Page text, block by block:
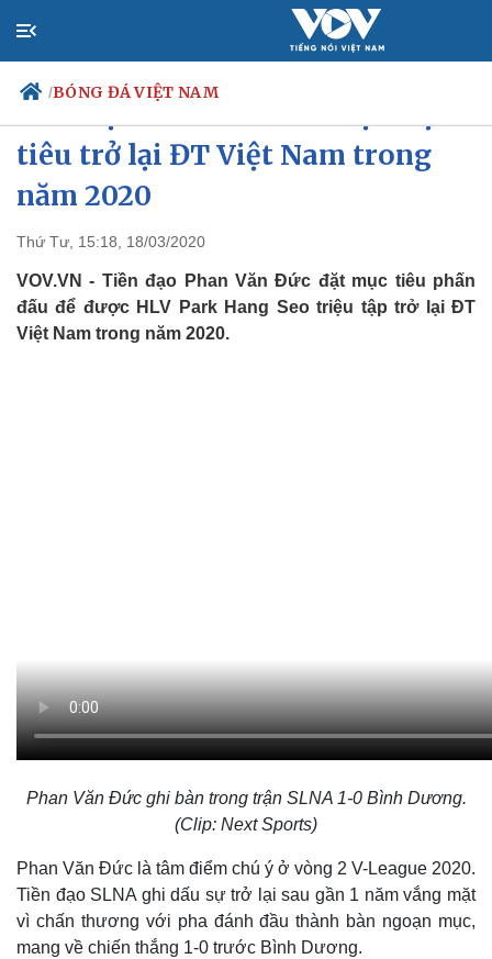
/BÓNG ĐÁ VIỆT NAM
Chính trị
Đảng
Quốc hội
Nhận diện sự thật
Giáo dục
Dấu ấn VOV
tiêu trở lại ĐT Việt Nam trong
năm 2020
Thứ Tư, 15:18, 18/03/2020
VOV.VN - Tiền đạo Phan Văn Đức đặt mục tiêu phấn
đấu để được HLV Park Hang Seo triệu tập trở lại ĐT
Việt Nam trong năm 2020.
Phan Văn Đức ghi bàn trong trận SLNA 1-0 Bình Dương.
(Clip: Next Sports)
Phan Văn Đức là tâm điểm chú ý ở vòng 2 V-League 2020.
Tiền đạo SLNA ghi dấu sự trở lại sau gần 1 năm vắng mặt
vì chấn thương với pha đánh đầu thành bàn ngoạn mục,
mang về chiến thắng 1-0 trước Bình Dương.